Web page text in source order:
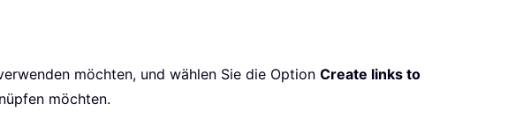
möchten, und wählen Sie die Option Create links to
möchten.